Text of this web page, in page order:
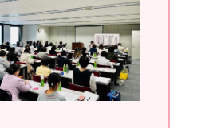
日、通常総会開催。
ホームページがリニュ